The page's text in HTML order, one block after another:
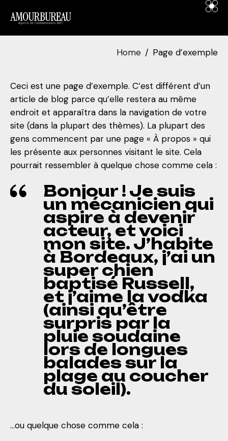
principal
Home Page d’exemple
Ceci est une page d’exemple. C’est différent d’un
article de blog parce qu’elle restera au même
endroit et apparaîtra dans la navigation de votre
site (dans la plupart des thèmes). La plupart des
gens commencent par une page « À propos » qui
les présente aux personnes visitant le site. Cela
pourrait ressembler à quelque chose comme cela :
Bonjour ! Je suis
un mécanicien qui
aspire à devenir
acteur, et voici
mon site. J’habite
à Bordeaux, j’ai un
super chien
baptisé Russell,
et j’aime la vodka
(ainsi qu’être
surpris par la
pluie soudaine
lors de longues
balades sur la
plage au coucher
du soleil).
…ou quelque chose comme cela :